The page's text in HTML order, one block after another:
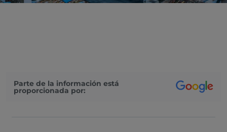
Parte de la información está
proporcionada por: